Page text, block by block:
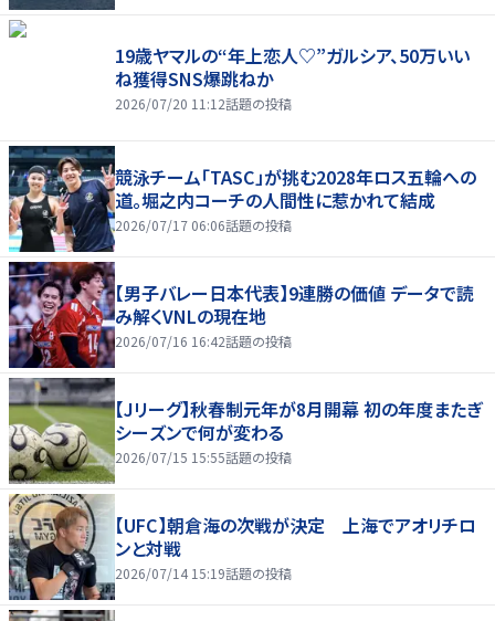
19歳ヤマルの“年上恋人♡”ガルシア、50万いい
ね獲得SNS爆跳ねか
2026/07/20 11:12話題の投稿
競泳チーム「TASC」が挑む2028年ロス五輪への
道。堀之内コーチの人間性に惹かれて結成
2026/07/17 06:06話題の投稿
【男子バレー日本代表】9連勝の価値 データで読
み解くVNLの現在地
2026/07/16 16:42話題の投稿
【Jリーグ】秋春制元年が8月開幕 初の年度またぎ
シーズンで何が変わる
2026/07/15 15:55話題の投稿
【UFC】朝倉海の次戦が決定 上海でアオリチロ
ンと対戦
2026/07/14 15:19話題の投稿